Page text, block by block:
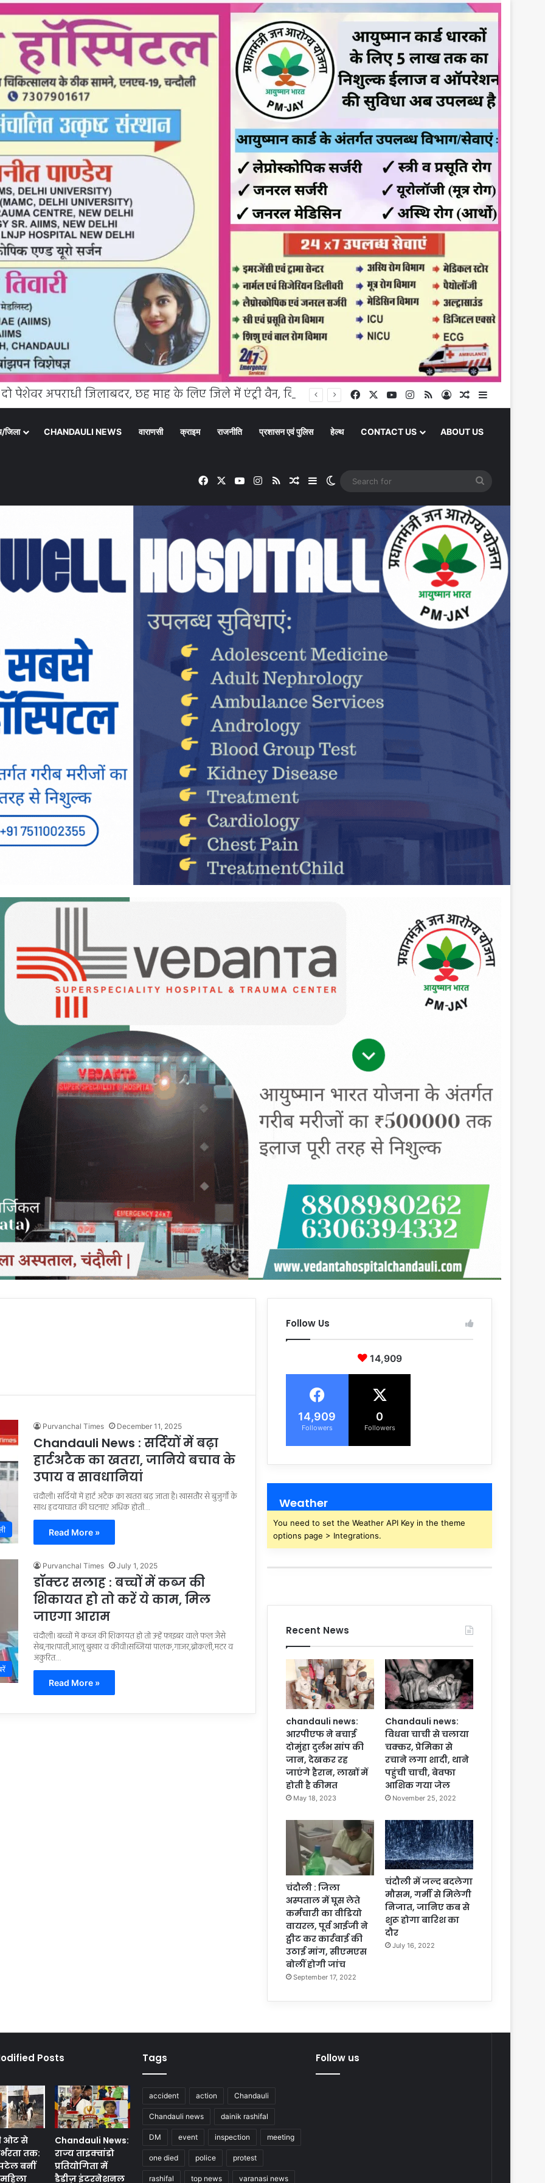
चंदौली में दो पेशेवर अपराधी जिलाबदर, छह माह के लिए जिले में एंट्री वैन, दिखे तो होगी सख्त कार्रवाई Facebook YouTubeInstagram
RSS Log InRandom Article
जिला CHANDAULI NEWS वाराणसी क्राइम राजनीति प्रशासन एवं पुलिस हेल्थ CONTACT US ABOUT US
Facebook YouTubeInstagram
RSS Random Article
SidebarSwitch skin
Purvanchal Times December 11, 2025
Chandauli News : सर्दियों में बढ़ा
हार्टअटैक का खतरा, जानिये बचाव के
उपाय व सावधानियां
चंदौली। सर्दियों में हार्ट अटैक का खतरा बढ़ जाता है। खासतौर से बुजुर्गों के
साथ हृदयाघात की घटनाएं अधिक होती…
Read More »
Purvanchal Times July 1, 2025
डॉक्टर सलाह : बच्चों में कब्ज की
शिकायत हो तो करें ये काम, मिल
जाएगा आराम
चंदौली। बच्चों में कब्ज की शिकायत हो तो उन्हें फाइबर वाले फल जैसे
सेब,नाशपाती,आलू बुखार व कीवी।सब्जियां पालक,गाजर,ब्रोकली,मटर व
अंकुरित…
Read More »
Follow Us
14,909
14,909
Followers
0
Followers
Weather
You need to set the Weather API Key in the theme
options page > Integrations.
Recent News
chandauli news:
आरपीएफ ने बचाई
दोमुंहा दुर्लभ सांप की
जान, देखकर रह
जाएंगे हैरान, लाखों में
होती है कीमत
May 18, 2023
Chandauli news:
विधवा चाची से चलाया
चक्कर, प्रेमिका से
रचाने लगा शादी, थाने
पहुंची चाची, बेवफा
आशिक गया जेल
November 25, 2022
चंदौली : जिला
अस्पताल में घूस लेते
कर्मचारी का वीडियो
वायरल, पूर्व आईजी ने
ट्वीट कर कार्रवाई की
उठाई मांग, सीएमएस
बोलीं होगी जांच
September 17, 2022
चंदौली में जल्द बदलेगा
मौसम, गर्मी से मिलेगी
निजात, जानिए कब से
शुरू होगा बारिश का
दौर
July 16, 2022
Posts
ओट से
तक:
बनीं
Chandauli News:
राज्य ताइक्वांडो
प्रतियोगिता में
डैडीज़ इंटरनेशनल
Tags
accident action Chandauli
Chandauli news dainik rashifal
DM event inspection meeting
one died police protest
rashifal top news varanasi news
Follow us